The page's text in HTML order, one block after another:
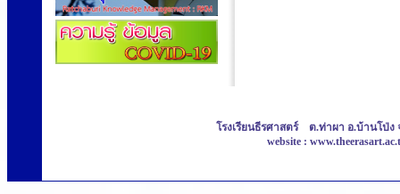
โรงเรียนธีรศาสตร์ ต.ท่าผา อ.บ้านโป่ง
website :